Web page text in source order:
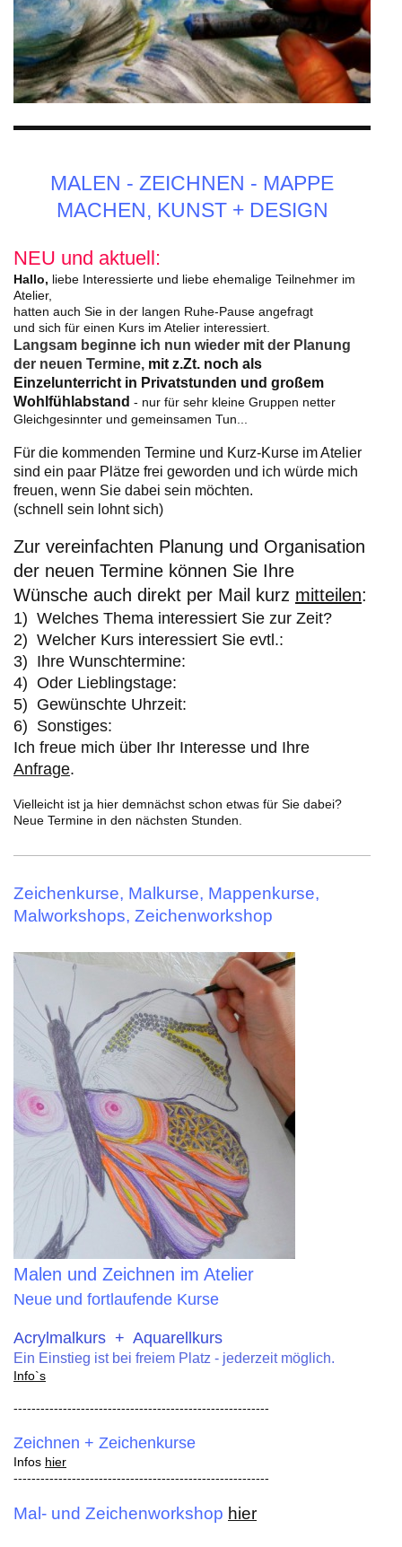
MALEN - ZEICHNEN - MAPPE
MACHEN, KUNST + DESIGN
NEU und aktuell:
Hallo, liebe Interessierte und liebe ehemalige Teilnehmer im
Atelier,
hatten auch Sie in der langen Ruhe-Pause angefragt
und sich für einen Kurs im Atelier interessiert.
Langsam beginne ich nun wieder mit der Planung
der neuen Termine, mit z.Zt. noch als
Einzelunterricht in Privatstunden und großem
Wohlfühlabstand - nur für sehr kleine Gruppen netter
Gleichgesinnter und gemeinsamen Tun...
Für die kommenden Termine und Kurz-Kurse im Atelier
sind ein paar Plätze frei geworden und ich würde mich
freuen, wenn Sie dabei sein möchten.
(schnell sein lohnt sich)
Zur vereinfachten Planung und Organisation
der neuen Termine können Sie Ihre
Wünsche auch direkt per Mail kurz mitteilen:
1) Welches Thema interessiert Sie zur Zeit?
2) Welcher Kurs interessiert Sie evtl.:
3) Ihre Wunschtermine:
4) Oder Lieblingstage:
5) Gewünschte Uhrzeit:
6) Sonstiges:
Ich freue mich über Ihr Interesse und Ihre
Anfrage.
Vielleicht ist ja hier demnächst schon etwas für Sie dabei?
Neue Termine in den nächsten Stunden.
Zeichenkurse, Malkurse, Mappenkurse,
Malworkshops, Zeichenworkshop
Malen und Zeichnen im Atelier
Neue und fortlaufende Kurse
Acrylmalkurs + Aquarellkurs
Ein Einstieg ist bei freiem Platz - jederzeit möglich.
Info`s
---------------------------------------------------------
Zeichnen + Zeichenkurse
Infos hier
---------------------------------------------------------
Mal- und Zeichenworkshop hier